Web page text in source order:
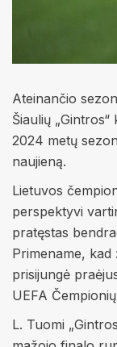
Ateinančio
Šiaulių
2024 metų
naujieną.
Lietuvos
perspektyvi
pratęstas
Primename, kad
prisijungė
UEFA
L. Tuomi